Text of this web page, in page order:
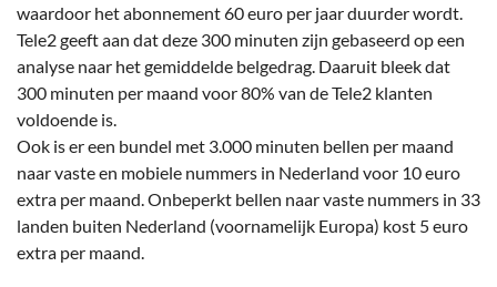
waardoor het abonnement 60 euro per jaar duurder wordt.
Tele2 geeft aan dat deze 300 minuten zijn gebaseerd op een
analyse naar het gemiddelde belgedrag. Daaruit bleek dat
300 minuten per maand voor 80% van de Tele2 klanten
voldoende is.
Ook is er een bundel met 3.000 minuten bellen per maand
naar vaste en mobiele nummers in Nederland voor 10 euro
extra per maand. Onbeperkt bellen naar vaste nummers in 33
landen buiten Nederland (voornamelijk Europa) kost 5 euro
extra per maand.